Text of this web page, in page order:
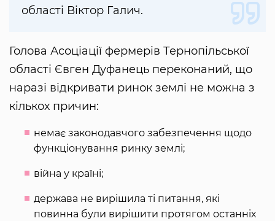
області Віктор Галич.
Голова Асоціації фермерів Тернопільської
області Євген Дуфанець переконаний, що
наразі відкривати ринок землі не можна з
кількох причин:
немає законодавчого забезпечення щодо
функціонування ринку землі;
війна у країні;
держава не вирішила ті питання, які
повинна були вирішити протягом останніх